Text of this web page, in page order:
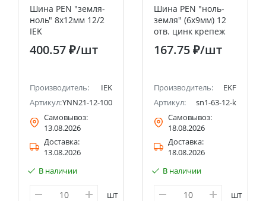
Шина PEN "земля-
ноль" 8х12мм 12/2
IEK
400.57 ₽/шт
Производитель:
IEK
Артикул:YNN21-12-100
Самовывоз:
13.08.2026
Доставка:
13.08.2026
В наличии
шт
Шина PEN "ноль-
земля" (6x9мм) 12
отв. цинк крепеж
по краям EKF
167.75 ₽/шт
Производитель:
EKF
Артикул:
sn1-63-12-k
Самовывоз:
18.08.2026
Доставка:
18.08.2026
В наличии
шт